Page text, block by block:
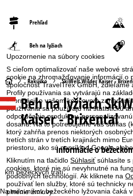
Upozornenie na súbory cookies
S cieľom optimalizovať naše webové
cookie na zhromažďovanie informácií o
spoločnosť TravelTrex GmbH, zdieľame
Profily používania sa vytvárajú na
informácií o vašom koncovom zariadení
používania sa používajú na štatistickú
odporúčania produktov,
dosahu. Na to potrebujeme váš súhlas
ktorý zahŕňa prenos niektorých
tretích strán v tretích krajinách mimo
priestoru, ako sú napríklad Google
Kliknutím na tlačidloSúhlasiťsúhlasíte s
cookies, ktoré nie sú nevyhnutné na
podobných technológií. Ak kliknete na
používať len služby, ktoré sú technicky
plnenie zmluvy.
Prehľad
Beh na lyžiach
H
l
a
v
n
á
Rakúsko SkiWelt Wilder Kaiser -
Beh na lyžiach
Kaiser - Brixental
Informácie o
km bežeckých tratí:
Na milovníkov bežeckého lyžovania čaká